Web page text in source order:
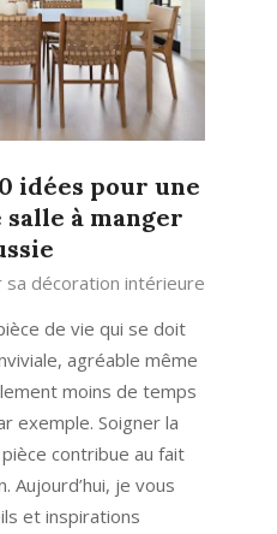
idées pour une
à manger
sa décoration intérieure
de vie qui se doit
agréable même
moins de temps
exemple. Soigner la
contribue au fait
Aujourd’hui, je vous
et inspirations